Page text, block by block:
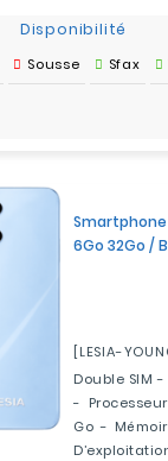
Disponibilité
Sousse Sfax
Smartphone
6Go 32Go /
[LESIA-
Double SIM -
-
Go -